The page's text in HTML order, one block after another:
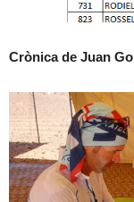
Crònica de Juan